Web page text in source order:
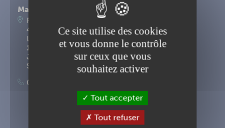
Mairie d'Ancenis-Saint-Géréon
Place du Maréchal Foch
44156 Ancenis-Saint-Géréon
Lundi, mardi, mercredi, vendredi : 9h-12h30 et
14h-17h15
Jeudi : 9h-12h30
Samedi : 9h-12h
02 40 83 87 00
Inscription à la newsletter
Ce site utilise des cookies
et vous donne le contrôle
sur ceux que vous
souhaitez activer
Tout accepter
Tout refuser